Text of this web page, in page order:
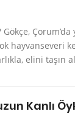
hayvanseveri
elini taşın
Kanlı